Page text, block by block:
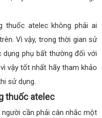
thuốc atelec không phải ai
Vì vậy, trong thời gian sử
dụng phụ bất thường đối với
vậy tốt nhất hãy tham khảo
sử dụng.
thuốc atelec
cần phải cân nhắc một